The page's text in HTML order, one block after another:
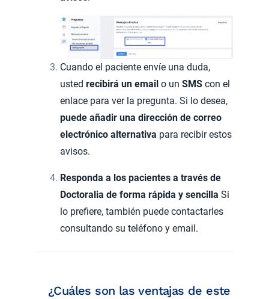
Cuando el paciente envíe una duda,
usted recibirá un email o un SMS con el
enlace para ver la pregunta. Si lo desea,
puede añadir una dirección de correo
electrónico alternativa para recibir estos
avisos.
Responda a los pacientes a través de
Doctoralia de forma rápida y sencilla Si
lo prefiere, también puede contactarles
consultando su teléfono y email.
¿Cuáles son las ventajas de este